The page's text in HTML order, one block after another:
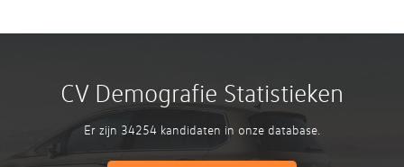
CV Demografie Statistieken
Er zijn 34254 kandidaten in onze database.